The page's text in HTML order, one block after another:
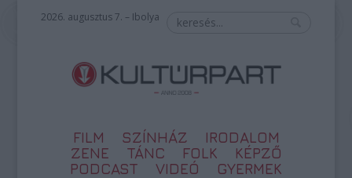
2026. augusztus 7. – Ibolya
FILM SZÍNHÁZ
IRODALOM
ZENE
TÁNC FOLK
KÉPZŐ
PODCAST
VIDEÓ GYERMEK